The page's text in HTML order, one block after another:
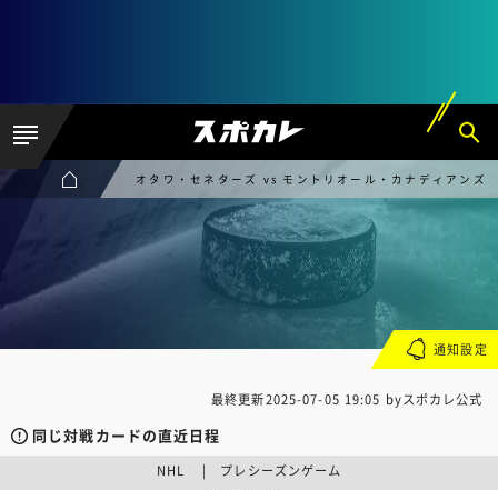
オタワ・セネターズ vs モントリオール・カナディアンズ
最終更新2025-07-05 19:05 byスポカレ公式
同じ対戦カードの直近日程
NHL | プレシーズンゲーム
通知設定